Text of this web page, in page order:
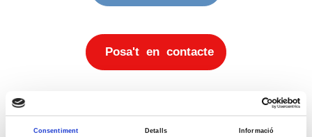
Consentiment Detalls Informació
Posa't en contacte
Notícies
Notícies